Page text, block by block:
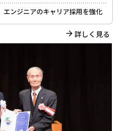
エンジニアのキャリア採用を強化
詳しく見る